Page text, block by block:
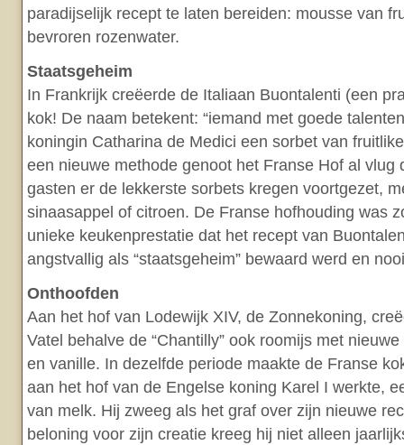
paradijselijk recept te laten bereiden: mousse van
bevroren rozenwater.
Staatsgeheim
In Frankrijk creëerde de Italiaan Buontalenti (een
kok! De naam betekent: “iemand met goede
koningin Catharina de Medici een sorbet van
een nieuwe methode genoot het Franse Hof al vlug
gasten er de lekkerste sorbets kregen voortgezet,
sinaasappel of citroen. De Franse hofhouding was
unieke keukenprestatie dat het recept van
angstvallig als “staatsgeheim” bewaard werd en
Onthoofden
Aan het hof van Lodewijk XIV, de Zonnekoning,
Vatel behalve de “Chantilly” ook roomijs met
en vanille. In dezelfde periode maakte de Franse
aan het hof van de Engelse koning Karel I werkte,
van melk. Hij zweeg als het graf over zijn nieuwe
beloning voor zijn creatie kreeg hij niet alleen